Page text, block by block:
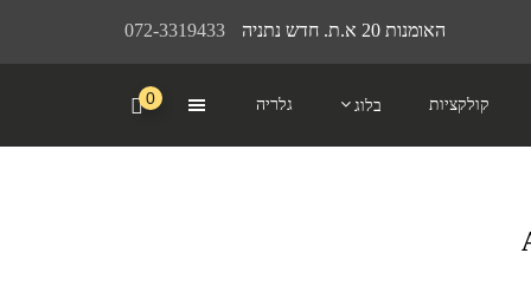
072-3319433 האומנות 20 א.ת. חדש נתניה
קולקציות בלוג גלריה 0